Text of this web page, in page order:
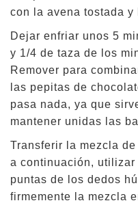
con la avena tostada
Dejar enfriar unos 5
y 1/4 de taza de los
Remover para
las pepitas de
pasa nada, ya que
mantener unidas las
Transferir la mezcla
a continuación,
puntas de los dedos
firmemente la mezcla